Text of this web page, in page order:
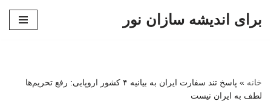
برای اندیشه سازان نور
خانه »
پاسخ تند سفارت ایران به بیانیه ۴ کشور اروپایی: رفع تحریم‌ها
لطف به ایران نیست